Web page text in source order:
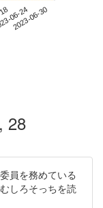
06-24
2023-06-30
28
員を務めている
しろそっちを読